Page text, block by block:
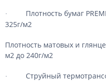
·
Плотность бумаг
325г/м2
Плотность матовых и
м2 до 240г/м2
· Струйный